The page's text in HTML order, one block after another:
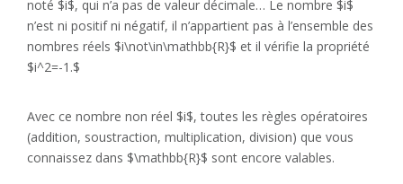
noté $i$, qui n’a pas de valeur décimale… Le nombre $i$
n’est ni positif ni négatif, il n’appartient pas à l’ensemble des
nombres réels $i\not\in\mathbb{R}$ et il vérifie la propriété
$i^2=-1.$
Avec ce nombre non réel $i$, toutes les règles opératoires
(addition, soustraction, multiplication, division) que vous
connaissez dans $\mathbb{R}$ sont encore valables.